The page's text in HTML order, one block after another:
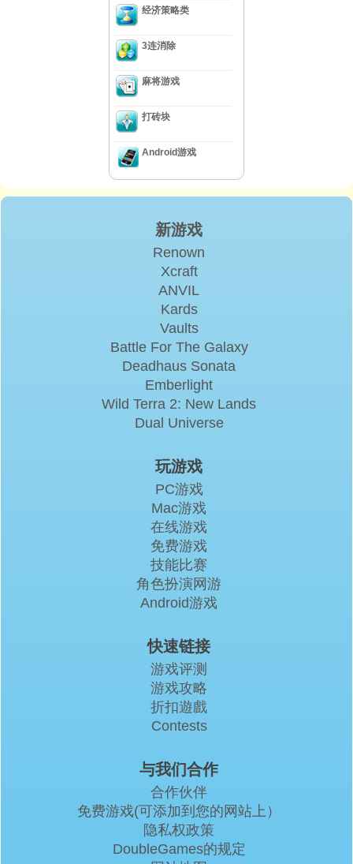
经济策略类
3连消除
麻将游戏
打砖块
Android游戏
新游戏
Renown
Xcraft
ANVIL
Kards
Vaults
Battle For The Galaxy
Deadhaus Sonata
Emberlight
Wild Terra 2: New Lands
Dual Universe
玩游戏
PC游戏
Mac游戏
在线游戏
免费游戏
技能比赛
角色扮演网游
Android游戏
快速链接
游戏评测
游戏攻略
折扣遊戲
Contests
与我们合作
合作伙伴
免费游戏(可添加到您的网站上）
隐私权政策
DoubleGames的规定